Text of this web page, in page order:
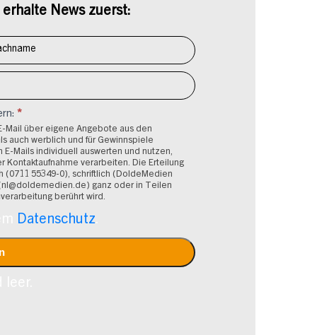
News zuerst:
*
Mail über eigene Angebote aus den
auch werblich und für Gewinnspiele
Mails individuell auswerten und nutzen,
Kontaktaufnahme verarbeiten. Die Erteilung
(0711 55349-0), schriftlich (DoldeMedien
ganz oder in Teilen
berührt wird.
Datenschutz